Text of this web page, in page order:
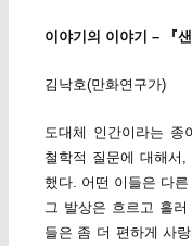
이야기의 이야기 – 『샌
김낙호(만화연구가)
도대체 인간이라는 종
철학적 질문에 대해서
했다. 어떤 이들은 다
그 발상은 흐르고 흘
들은 좀 더 편하게 사